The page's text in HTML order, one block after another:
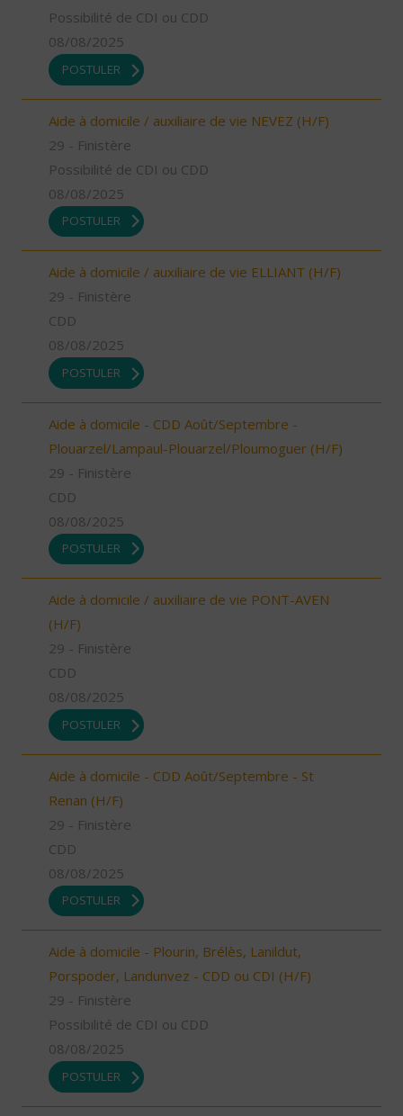
Possibilité de CDI ou CDD
08/08/2025
POSTULER
Aide à domicile / auxiliaire de vie NEVEZ (H/F)
29 - Finistère
Possibilité de CDI ou CDD
08/08/2025
POSTULER
Aide à domicile / auxiliaire de vie ELLIANT (H/F)
29 - Finistère
CDD
08/08/2025
POSTULER
Aide à domicile - CDD Août/Septembre -
Plouarzel/Lampaul-Plouarzel/Ploumoguer (H/F)
29 - Finistère
CDD
08/08/2025
POSTULER
Aide à domicile / auxiliaire de vie PONT-AVEN
(H/F)
29 - Finistère
CDD
08/08/2025
POSTULER
Aide à domicile - CDD Août/Septembre - St
Renan (H/F)
29 - Finistère
CDD
08/08/2025
POSTULER
Aide à domicile - Plourin, Brélès, Lanildut,
Porspoder, Landunvez - CDD ou CDI (H/F)
29 - Finistère
Possibilité de CDI ou CDD
08/08/2025
POSTULER